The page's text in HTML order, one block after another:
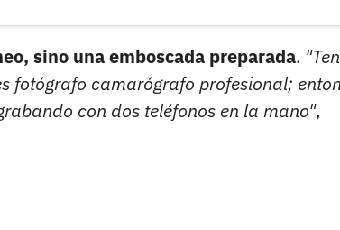
sino una emboscada preparada.
fotógrafo camarógrafo profesional;
con dos teléfonos en la mano",